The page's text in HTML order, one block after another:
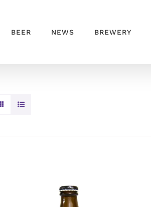
BEER NEWS BREWERY